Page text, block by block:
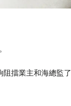
阻擋業主和海總監了